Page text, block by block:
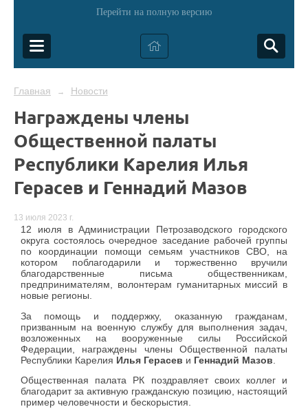
Перейти на полную версию
Главная → Новости
Награждены члены
Общественной палаты
Республики Карелия Илья
Герасев и Геннадий Мазов
13 июля 2023 г.
12 июля в Администрации Петрозаводского городского
округа состоялось очередное заседание рабочей группы
по координации помощи семьям участников СВО, на
котором поблагодарили и торжественно вручили
благодарственные письма общественникам,
предпринимателям, волонтерам гуманитарных миссий в
новые регионы.
За помощь и поддержку, оказанную гражданам,
призванным на военную службу для выполнения задач,
возложенных на вооруженные силы Российской
Федерации, награждены члены Общественной палаты
Республики Карелия Илья Герасев и Геннадий Мазов
Общественная палата РК поздравляет своих коллег и
благодарит за активную гражданскую позицию, настоящий
пример человечности и бескорыстия.